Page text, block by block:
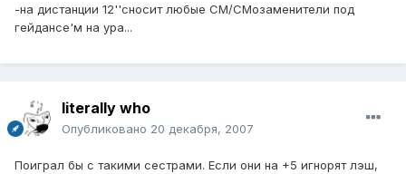
-на дистанции 12''сносит любые СМ/СМозаменители под
гейдансе'м на ура...
literally who
Опубликовано 20 декабря, 2007
Поиграл бы с такими сестрами. Если они на +5 игнорят лэш,